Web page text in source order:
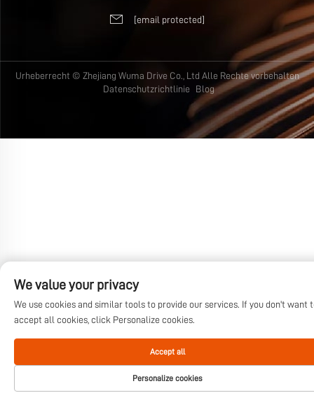
[email protected]
Urheberrecht © Zhejiang Wuma Drive Co., Ltd Alle Rechte vorbehalten
Datenschutzrichtlinie
Blog
We value your privacy
We use cookies and similar tools to provide our services. If you don't want
accept all cookies, click Personalize cookies.
Personalize cookies
Accept all